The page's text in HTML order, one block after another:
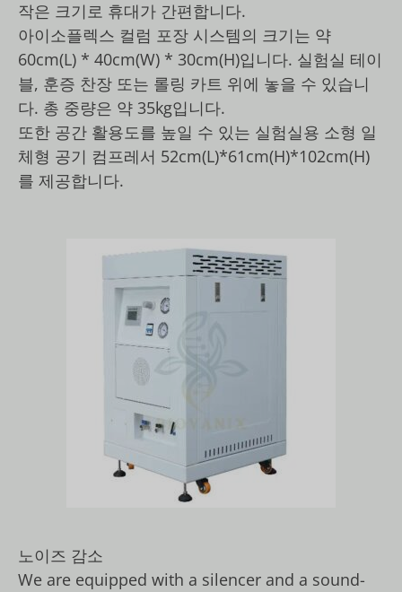
작은 크기로 휴대가 간편합니다.
아이소플렉스 컬럼 포장 시스템의 크기는 약
60cm(L) * 40cm(W) * 30cm(H)입니다. 실험실 테이
블, 훈증 찬장 또는 롤링 카트 위에 놓을 수 있습니
다. 총 중량은 약 35kg입니다.
또한 공간 활용도를 높일 수 있는 실험실용 소형 일
체형 공기 컴프레서 52cm(L)*61cm(H)*102cm(H)
를 제공합니다.
노이즈 감소
We are equipped with a silencer and a sound-